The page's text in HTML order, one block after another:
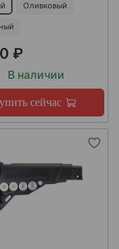
Оливковый
₽
В наличии
сейчас